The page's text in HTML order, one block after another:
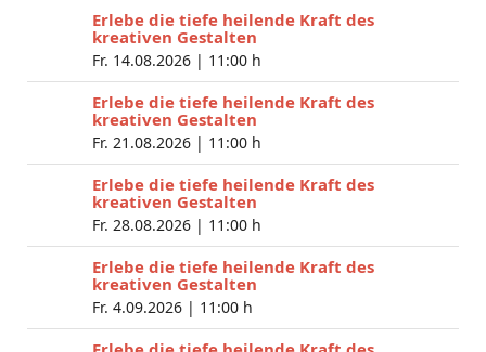
Erlebe die tiefe heilende Kraft des
kreativen Gestalten
Fr. 14.08.2026 | 11:00 h
Erlebe die tiefe heilende Kraft des
kreativen Gestalten
Fr. 21.08.2026 | 11:00 h
Erlebe die tiefe heilende Kraft des
kreativen Gestalten
Fr. 28.08.2026 | 11:00 h
Erlebe die tiefe heilende Kraft des
kreativen Gestalten
Fr. 4.09.2026 | 11:00 h